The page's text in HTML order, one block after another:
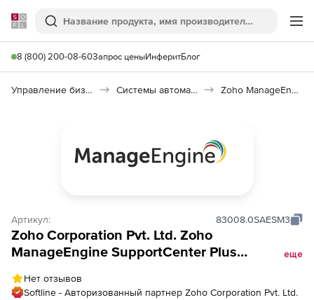
Softline
Поиск
8 (800) 200-08-60Запрос ценыИнферитБлог
Управление бизнесом, CRM/ERP Системы автоматизации Zoho ManageEngine SupportCenter
Артикул: 83008.0SAESM3
Zoho Corporation Pvt. Ltd. Zoho
ManageEngine SupportCenter Plus
Monthly), fee for additional 100 Email
еще
Нет отзывов
Softline - Авторизованный партнер Zoho Corporation Pvt. Ltd.